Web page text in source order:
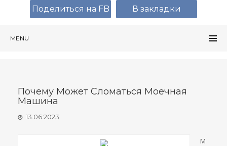
MENU
Почему Может Сломаться Моечная
Машина
13.06.2023
М
Поделиться на FB В закладки